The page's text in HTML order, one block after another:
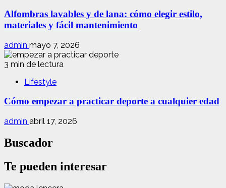
Alfombras lavables y de lana: cómo elegir estilo,
materiales y fácil mantenimiento
admin mayo 7, 2026
3 min de lectura
Lifestyle
Cómo empezar a practicar deporte a cualquier edad
admin abril 17, 2026
Buscador
Te pueden interesar